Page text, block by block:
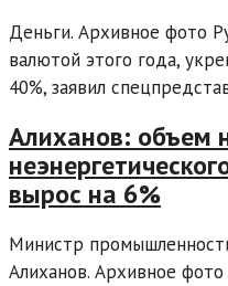
Деньги. Архивное фото
валютой этого года,
40%, заявил
Алиханов: объем
вырос на 6%
Министр
Алиханов. Архивное